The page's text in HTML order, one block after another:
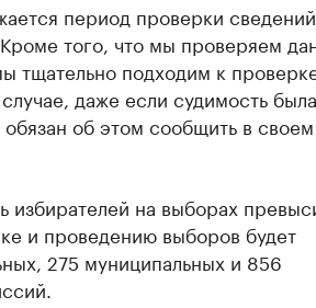
период проверки сведений,
того, что мы проверяем
тщательно подходим к
даже если судимость была
об этом сообщить в своем
избирателей на выборах
и проведению выборов будет
275 муниципальных и 856